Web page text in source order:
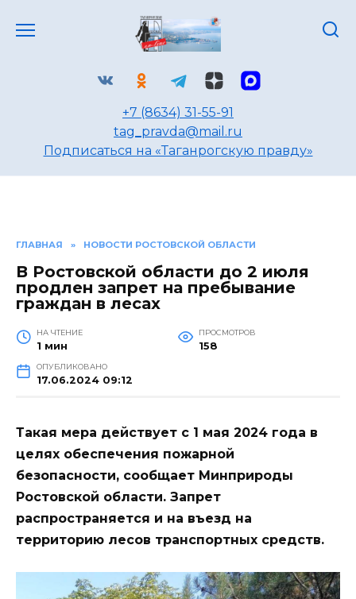
+7 (8634) 31-55-91
tag_pravda@mail.ru
Подписаться на «Таганрогскую правду»
ГЛАВНАЯ » НОВОСТИ РОСТОВСКОЙ ОБЛАСТИ
В Ростовской области до 2 июля
продлен запрет на пребывание
граждан в лесах
НА ЧТЕНИЕ
1 мин
ПРОСМОТРОВ
158
ОПУБЛИКОВАНО
17.06.2024 09:12
Такая мера действует с 1 мая 2024 года в
целях обеспечения пожарной
безопасности, сообщает Минприроды
Ростовской области. Запрет
распространяется и на въезд на
территорию лесов транспортных средств.